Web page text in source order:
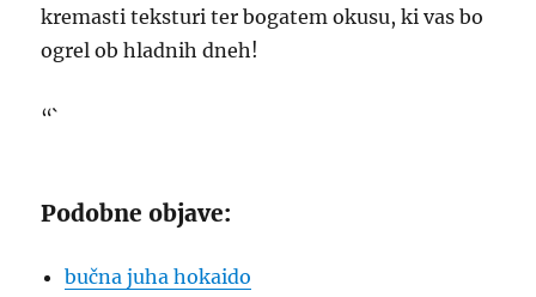
kremasti teksturi ter bogatem okusu, ki vas bo
ogrel ob hladnih dneh!
“`
Podobne objave:
bučna juha hokaido